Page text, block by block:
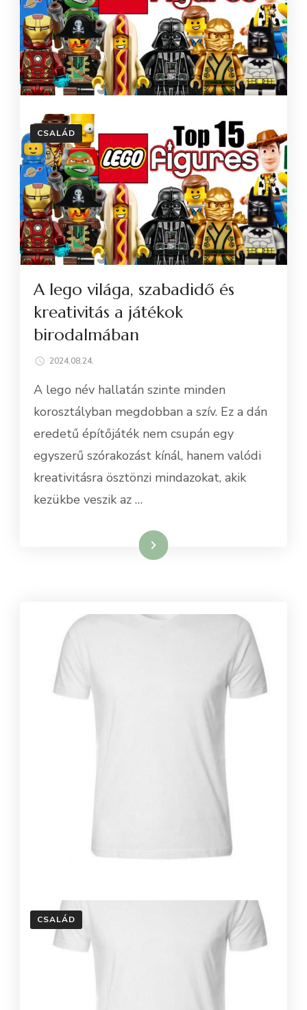
CSALÁD
A lego világa, szabadidő és
kreativitás a játékok
birodalmában
2024.08.24.
A lego név hallatán szinte minden
korosztályban megdobban a szív. Ez a dán
eredetű építőjáték nem csupán egy
egyszerű szórakozást kínál, hanem valódi
kreativitásra ösztönzi mindazokat, akik
kezükbe veszik az …
Tovább
CSALÁD